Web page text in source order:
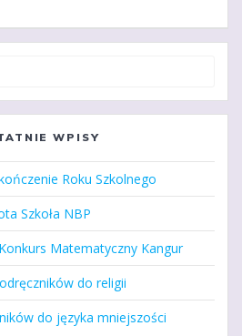
WPISY
Roku Szkolnego
Szkoła NBP
Matematyczny Kangur
do religii
do języka mniejszości